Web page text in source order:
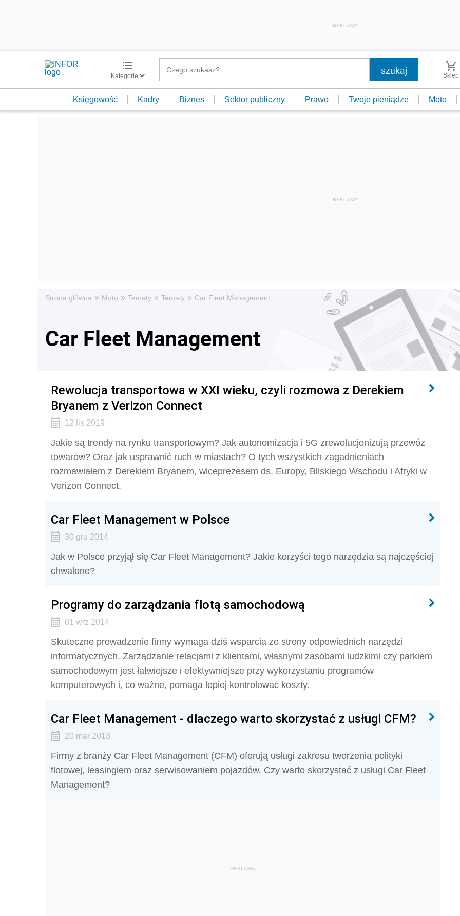
REKLAMA
Kategorie Sklep
Księgowość Kadry Biznes Sektor publiczny Prawo Twoje pieniądze Moto
Strona główna » Moto » Tematy » Tematy » Car Fleet Management
Car Fleet Management
Rewolucja transportowa w XXI wieku, czyli rozmowa z Derekiem
Bryanem z Verizon Connect
12 lis 2019
Jakie są trendy na rynku transportowym? Jak autonomizacja i 5G zrewolucjonizują przewóz
towarów? Oraz jak usprawnić ruch w miastach? O tych wszystkich zagadnieniach
rozmawiałem z Derekiem Bryanem, wiceprezesem ds. Europy, Bliskiego Wschodu i Afryki w
Verizon Connect.
Car Fleet Management w Polsce
30 gru 2014
Jak w Polsce przyjął się Car Fleet Management? Jakie korzyści tego narzędzia są najczęściej
chwalone?
Programy do zarządzania flotą samochodową
01 wrz 2014
Skuteczne prowadzenie firmy wymaga dziś wsparcia ze strony odpowiednich narzędzi
informatycznych. Zarządzanie relacjami z klientami, własnymi zasobami ludzkimi czy parkiem
samochodowym jest łatwiejsze i efektywniejsze przy wykorzystaniu programów
komputerowych i, co ważne, pomaga lepiej kontrolować koszty.
Car Fleet Management - dlaczego warto skorzystać z usługi CFM?
20 mar 2013
Firmy z branży Car Fleet Management (CFM) oferują usługi zakresu tworzenia polityki
flotowej, leasingiem oraz serwisowaniem pojazdów. Czy warto skorzystać z usługi Car Fleet
Management?
REKLAMA